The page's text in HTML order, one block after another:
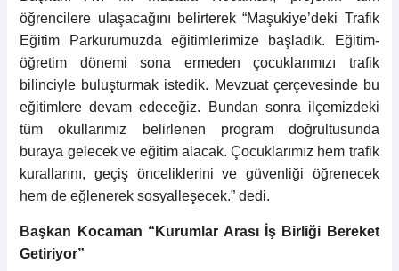
öğrencilere ulaşacağını belirterek “Maşukiye’deki Trafik
Eğitim Parkurumuzda eğitimlerimize başladık. Eğitim-
öğretim dönemi sona ermeden çocuklarımızı trafik
bilinciyle buluşturmak istedik. Mevzuat çerçevesinde bu
eğitimlere devam edeceğiz. Bundan sonra ilçemizdeki
tüm okullarımız belirlenen program doğrultusunda
buraya gelecek ve eğitim alacak. Çocuklarımız hem trafik
kurallarını, geçiş önceliklerini ve güvenliği öğrenecek
hem de eğlenerek sosyalleşecek.” dedi.
Başkan Kocaman “Kurumlar Arası İş Birliği Bereket
Getiriyor”